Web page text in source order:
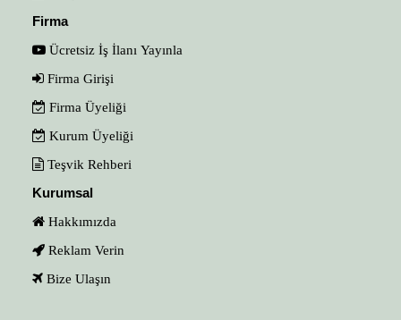
Firma
Ücretsiz İş İlanı Yayınla
Firma Girişi
Firma Üyeliği
Kurum Üyeliği
Teşvik Rehberi
Kurumsal
Hakkımızda
Reklam Verin
Bize Ulaşın